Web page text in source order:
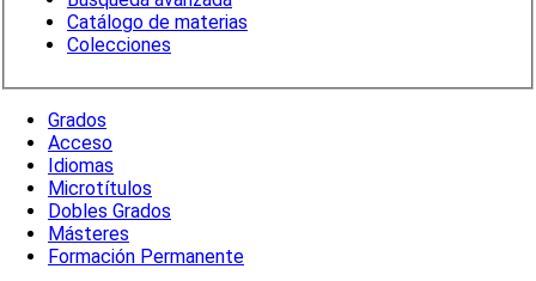
Catálogo de materias
Colecciones
Grados
Acceso
Idiomas
Microtítulos
Dobles Grados
Másteres
Formación Permanente